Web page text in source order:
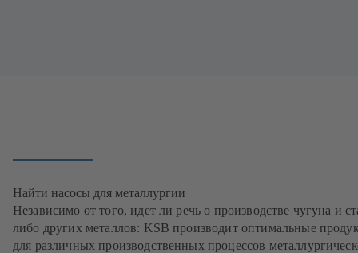
Найти насосы для металлургии
Независимо от того, идет ли речь о производстве чугуна и
либо других металлов: KSB производит оптимальные
для различных производственных процессов